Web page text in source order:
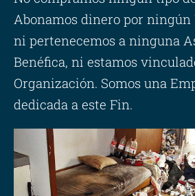
Abonamos dinero por ningún
ni pertenecemos a ninguna
Benéfica, ni estamos
Organización. Somos una
dedicada a este Fin.